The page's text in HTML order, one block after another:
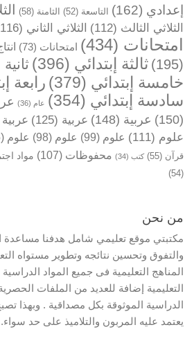
إعدادي (162) التاسعة (52) الثامنة (58)
الثلاثي الثالث (112) الثلاثي الثاني (116)
امتحانات (434) امتحانات (73)
(195)
ثالثة إبتدائي (396)
خامسة إبتدائي (379) رابعة
سادسة إبتدائي (354) عام (36)
(150)
عربية (148) عربية (125) عربية
علوم (111) علوم (99) علوم (98) علوم (96)
قرآن (55) كتب (34) محفوظات (107) مواد
(54)
من نحن
مكتبتي موقع تعليمي شامل هدفنا مساعدة
والتفوق وتحسين نتائجه وتطوير مستواه
المناهج التعليمية فى جميع المواد
التعليمية إضافة للعديد من الملفات
الدراسية الموثوقة بكل مصداقية . وبهذا
يعتمد عليه المربون والتلاميذ على حد سواء.